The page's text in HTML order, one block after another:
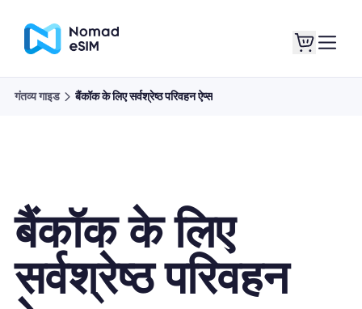
दुकान की योजना
गंतव्य गाइड बैंकॉक के लिए सर्वश्रेष्ठ परिवहन ऐप्स
बैंकॉक के लिए
सर्वश्रेष्ठ परिवहन